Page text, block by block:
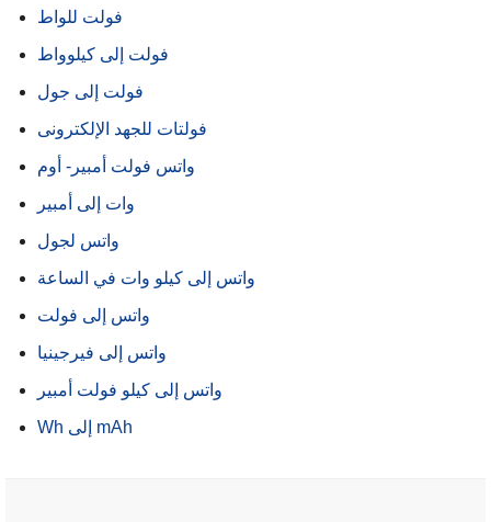
فولت للواط
فولت إلى كيلوواط
فولت إلى جول
فولتات للجهد الإلكترونى
واتس فولت أمبير- أوم
وات إلى أمبير
واتس لجول
واتس إلى كيلو وات في الساعة
واتس إلى فولت
واتس إلى فيرجينيا
واتس إلى كيلو فولت أمبير
Wh إلى mAh